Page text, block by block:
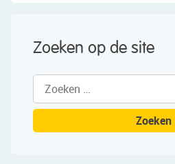
Zoeken op de site
Zoeken
naar: